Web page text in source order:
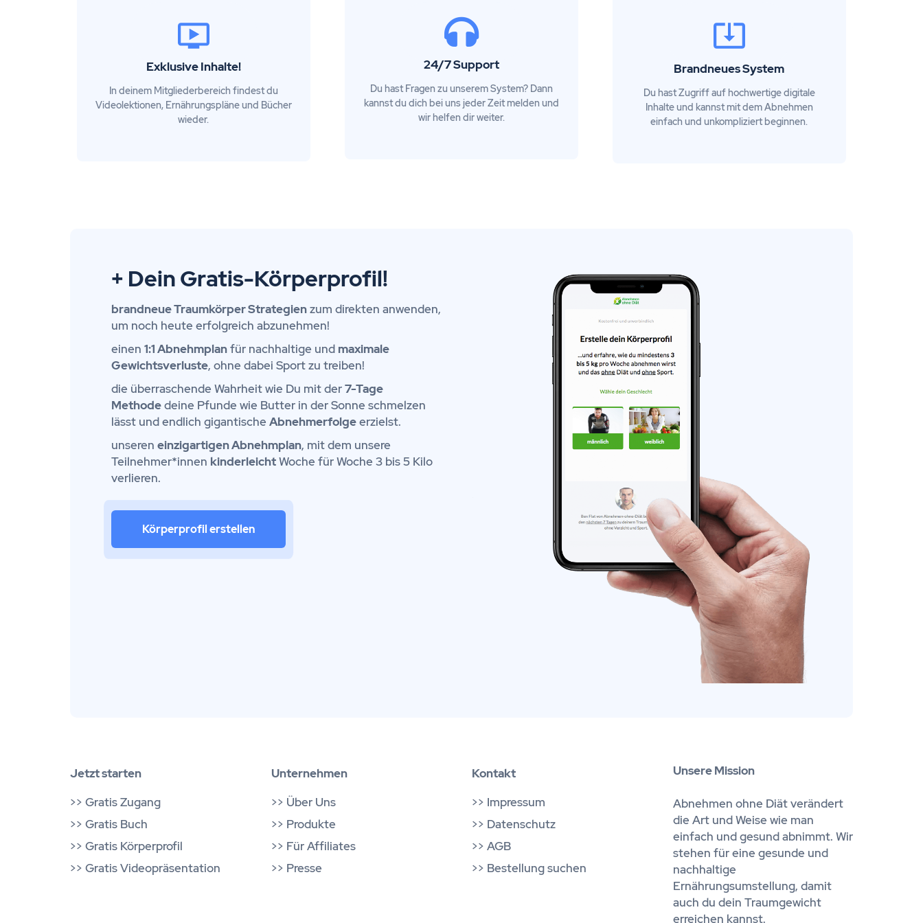
Exklusive Inhalte!
In deinem Mitgliederbereich findest du
Videolektionen, Ernährungspläne und Bücher
wieder.
24/7 Support
Du hast Fragen zu unserem System? Dann
kannst du dich bei uns jeder Zeit melden und
wir helfen dir weiter.
Brandneues System
Du hast Zugriff auf hochwertige digitale
Inhalte und kannst mit dem Abnehmen
einfach und unkompliziert beginnen.
+ Dein Gratis-Körperprofil!
brandneue Traumkörper Strategienzum direkten anwenden,
um noch heute erfolgreich abzunehmen!
einen 1:1 Abnehmplanfür nachhaltige und maximale
Gewichtsverluste, ohne dabei Sport zu treiben!
die überraschende Wahrheit wie Du mit der7-Tage
Methodedeine Pfunde wie Butter in der Sonne schmelzen
lässt und endlich gigantische Abnehmerfolgeerzielst.
unseren einzigartigen Abnehmplan, mit dem unsere
Teilnehmer*innen kinderleichtWoche für Woche 3 bis 5 Kilo
verlieren.
Körperprofil erstellen
Jetzt starten
>> Gratis Zugang
>> Gratis Buch
>> Gratis Körperprofil
>> Gratis Videopräsentation
Unternehmen
>> Über Uns
>> Produkte
>> Für Affiliates
>> Presse
Kontakt
>> Impressum
>> Datenschutz
>> AGB
>> Bestellung suchen
Unsere Mission
Abnehmen ohne Diät verändert
die Art und Weise wie man
einfach und gesund abnimmt. Wir
stehen für eine gesunde und
nachhaltige
Ernährungsumstellung, damit
auch du dein Traumgewicht
erreichen kannst.